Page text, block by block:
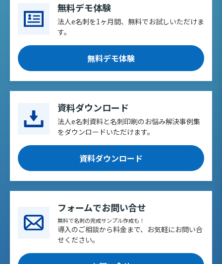
無料デモ体験
法人e名刺を1ヶ月間、無料でお試しいただけま
す。
無料デモ体験
資料ダウンロード
法人e名刺資料と名刺印刷のお悩み解決事例集
をダウンロードいただけます。
資料ダウンロード
フォームでお問い合せ
無料で名刺の完成サンプル作成も！
導入のご相談から料金まで、お気軽にお問い合
せください。